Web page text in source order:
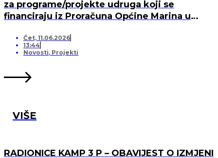
za programe/projekte udruga koji se
financiraju iz Proračuna Općine Marina u
Čet, 11.06.2026
13:44
Novosti, Projekti
VIŠE
RADIONICE KAMP 3 P – OBAVIJEST O IZMJENI